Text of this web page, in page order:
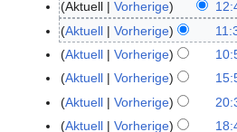
1
6
b
Aktuell Vorherige
Aktuell
Vorherige
9
Aktuell Vorherige
2
2
Aktuell Vorherige
K
1
7
Aktuell Vorherige
K
7
Aktuell Vorherige